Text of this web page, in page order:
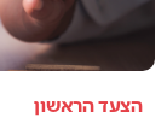
הצעד הראשון